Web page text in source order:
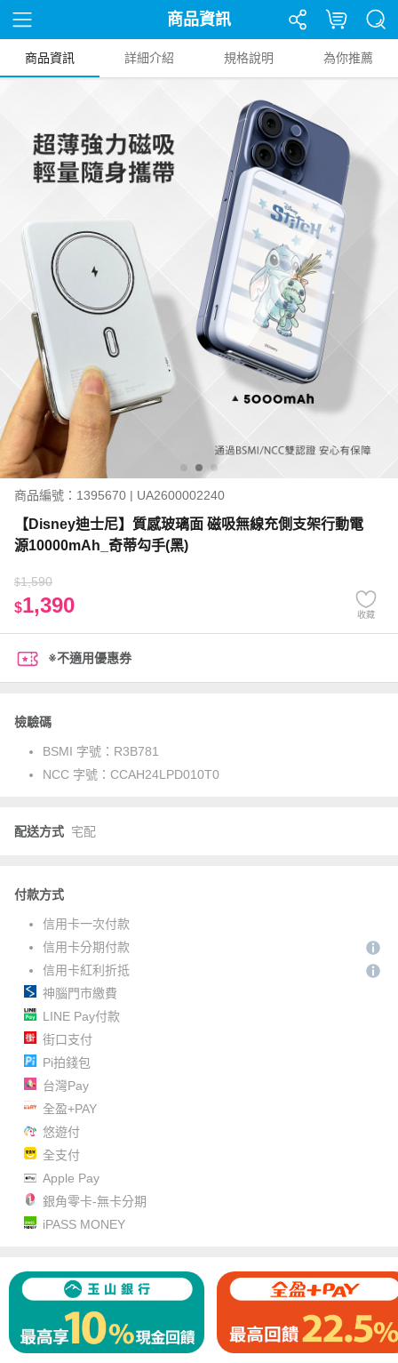
商品資訊
商品資訊 詳細介紹 規格說明 為你推薦
商品編號：1395670 | UA2600002240
【Disney迪士尼】質感玻璃面 磁吸無線充側支架行動電
源10000mAh_奇蒂勾手(黑)
$1,590
$1,390 收藏
※不適用優惠券
檢驗碼
BSMI 字號： R3B781
NCC 字號： CCAH24LPD010T0
配送方式 宅配
付款方式
信用卡一次付款
信用卡分期付款
信用卡紅利折抵
神腦門市繳費
LINE Pay付款
街口支付
Pi拍錢包
台灣Pay
全盈+PAY
悠遊付
全支付
Apple Pay
銀角零卡-無卡分期
iPASS MONEY